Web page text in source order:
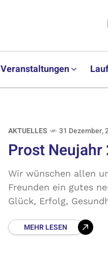
Veranstaltungen
AKTUELLES 31 Dezember,
Prost Neujahr
Wir wünschen allen
Freunden ein gutes
Glück, Erfolg,
MEHR LESEN